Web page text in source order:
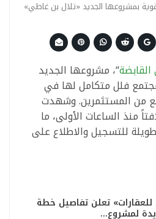
بمشروعها الجديد «تلال بن غاطي»
“، مشروعها الجديد
فلل متكامل لها في
من المستثمرين. وشهدت
منذ الساعات الأولى، ما
للتسجيل والاطلاع على
للعقارات» تعلن تفاصيل خطة
لمشروع…